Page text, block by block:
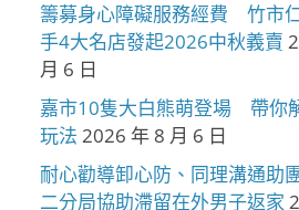
籌募身心障礙服務經費 竹市
手4大名店發起2026中秋義賣
月 6 日
嘉市10隻大白熊萌登場 帶你
玩法 2026 年 8 月 6 日
耐心勸導卸心防、同理溝通
二分局協助滯留在外男子返家